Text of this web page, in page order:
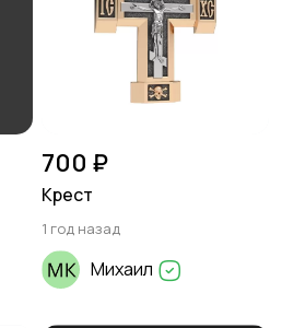
700 ₽
Крест
1 год назад
Михаил